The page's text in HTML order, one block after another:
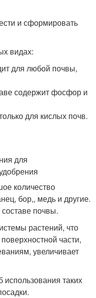
и сформировать
видах:
для любой почвы,
содержит фосфор и
для кислых почв.
количество
бор,, медь и другие.
почвы.
растений, что
части,
увеличивает
таких